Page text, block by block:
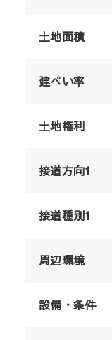
土地面積
建ぺい率
土地権利
接道方向1
接道種別1
周辺環境
設備・条件